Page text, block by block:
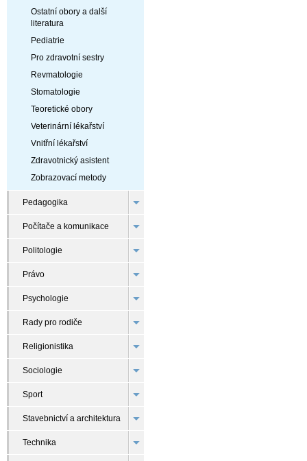
Ostatní obory a další
literatura
Pediatrie
Pro zdravotní sestry
Revmatologie
Stomatologie
Teoretické obory
Veterinární lékařství
Vnitřní lékařství
Zdravotnický asistent
Zobrazovací metody
Pedagogika
Počítače a komunikace
Politologie
Právo
Psychologie
Rady pro rodiče
Religionistika
Sociologie
Sport
Stavebnictví a architektura
Technika